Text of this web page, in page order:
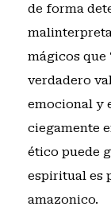
de forma
mágicos que
verdadero
emocional y
ciegamente
ético puede
espiritual es
amazonico.